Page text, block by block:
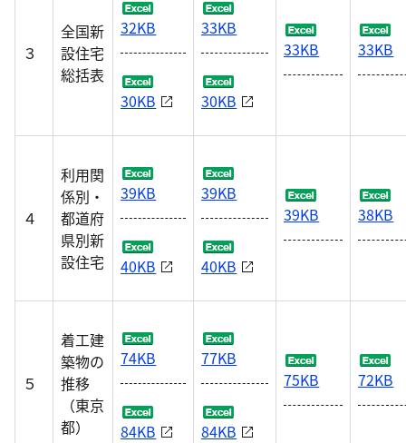
３
全国新
設住宅
総括表
32KB
30KB
33KB
30KB
33KB 33KB
４
利用関
係別・
都道府
県別新
設住宅
39KB
40KB
39KB
40KB
39KB 38KB
５
着工建
築物の
推移
（東京
都）
74KB
84KB
77KB
84KB
75KB 72KB